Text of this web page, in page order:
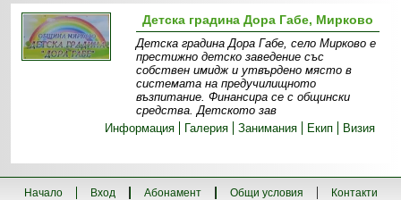
Детска градина Дора Габе, Мирково
Детска градина Дора Габе, село Мирково е
престижно детско заведение със
собствен имидж и утвърдено място в
системата на предучилищното
възпитание. Финансира се с общински
средства. Детското зав
Информация
Галерия Занимания Екип Визия
Начало Вход Абонамент Общи условия
Контакти